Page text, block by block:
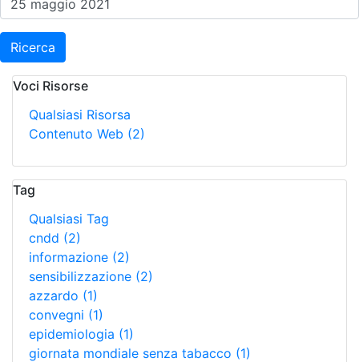
Ricerca
Voci Risorse
Qualsiasi Risorsa
Contenuto Web (2)
Tag
Qualsiasi Tag
cndd (2)
informazione (2)
sensibilizzazione (2)
azzardo (1)
convegni (1)
epidemiologia (1)
giornata mondiale senza tabacco (1)